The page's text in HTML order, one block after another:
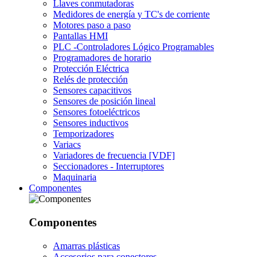
Llaves conmutadoras
Medidores de energía y TC's de corriente
Motores paso a paso
Pantallas HMI
PLC -Controladores Lógico Programables
Programadores de horario
Protección Eléctrica
Relés de protección
Sensores capacitivos
Sensores de posición lineal
Sensores fotoeléctricos
Sensores inductivos
Temporizadores
Variacs
Variadores de frecuencia [VDF]
Seccionadores - Interruptores
Maquinaria
Componentes
Componentes
Amarras plásticas